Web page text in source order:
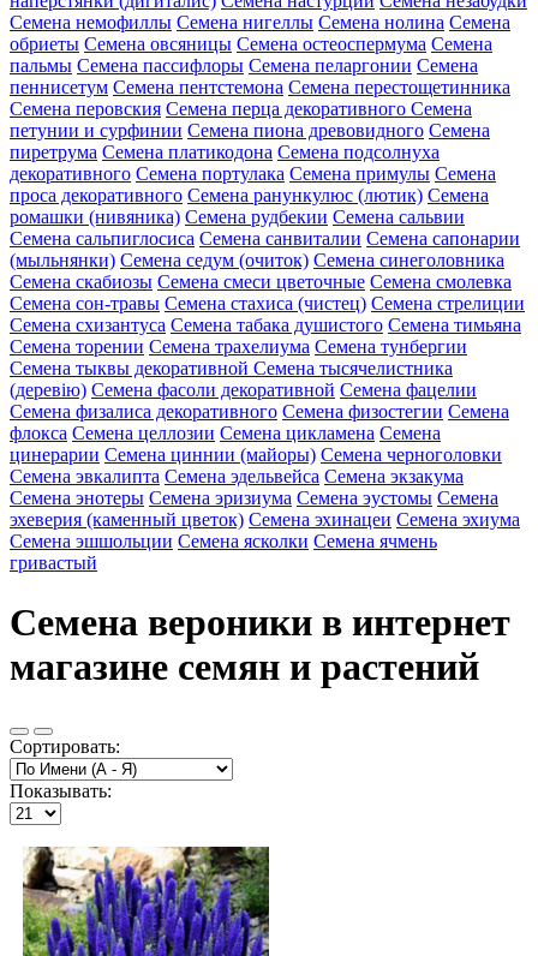
Семена немофиллы Семена нигеллы Семена нолина Семена
обриеты Семена овсяницы Семена остеоспермума Семена
пальмы Семена пассифлоры Семена пеларгонии Семена
пеннисетум Семена пентстемона Семена перестощетинника
Семена перовския Семена перца декоративного Семена
петунии и сурфинии Семена пиона древовидного Семена
пиретрума Семена платикодона Семена подсолнуха
декоративного Семена портулака Семена примулы Семена
проса декоративного Семена ранункулюс (лютик) Семена
ромашки (нивяника) Семена рудбекии Семена сальвии
Семена сальпиглосиса Семена санвиталии Семена сапонарии
(мыльнянки) Семена седум (очиток) Семена синеголовника
Семена скабиозы Семена смеси цветочные Семена смолевка
Семена сон-травы Семена стахиса (чистец) Семена стрелиции
Семена схизантуса Семена табака душистого Семена тимьяна
Семена торении Семена трахелиума Семена тунбергии
Семена тыквы декоративной Семена тысячелистника
(деревію) Семена фасоли декоративной Семена фацелии
Семена физалиса декоративного Семена физостегии Семена
флокса Семена целлозии Семена цикламена Семена
цинерарии Семена циннии (майоры) Семена черноголовки
Семена эвкалипта Семена эдельвейса Семена экзакума
Семена энотеры Семена эризиума Семена эустомы Семена
эхеверия (каменный цветок) Семена эхинацеи Семена эхиума
Семена эшшольции Семена ясколки Семена ячмень
гривастый
Семена вероники в интернет
магазине семян и растений
Сортировать:
Показывать: